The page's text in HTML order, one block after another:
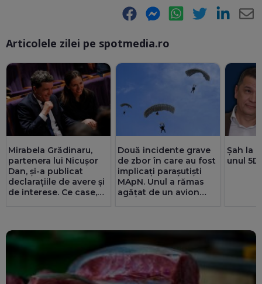
Facebook Messenger WhatsApp Twitter LinkedIn
Articolele zilei pe spotmedia.ro
Mirabela Grădinaru,
partenera lui Nicușor
Dan, și-a publicat
declarațiile de avere și
de interese. Ce case,
Două incidente grave
de zbor în care au fost
implicați parașutiști
MApN. Unul a rămas
agățat de un avion
Șah la
unul 5D